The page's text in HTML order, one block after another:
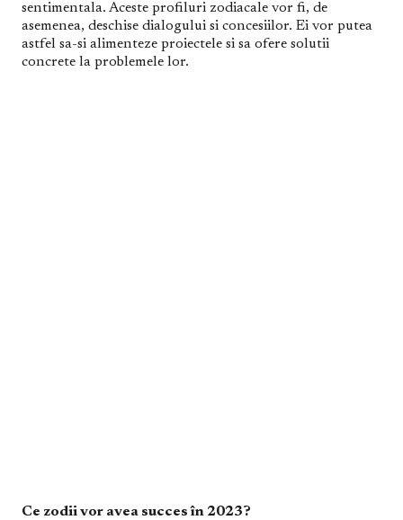
sentimentala. Aceste profiluri zodiacale vor fi, de
asemenea, deschise dialogului si concesiilor. Ei vor putea
astfel sa-si alimenteze proiectele si sa ofere solutii
concrete la problemele lor.
Ce zodii vor avea succes în 2023?